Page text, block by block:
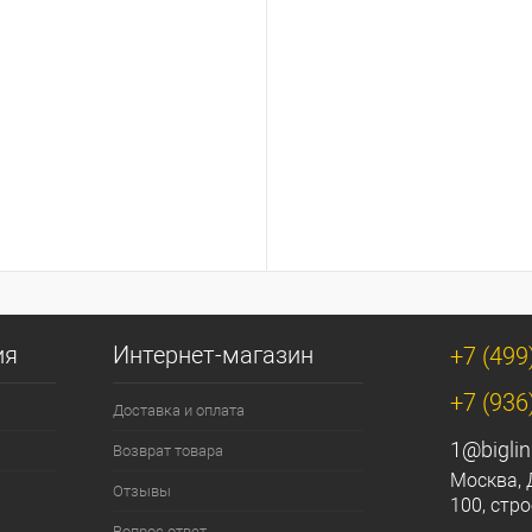
Интернет-магазин
Доставка и оплата
Возврат товара
Отзывы
+7
+7
Москва,
100,